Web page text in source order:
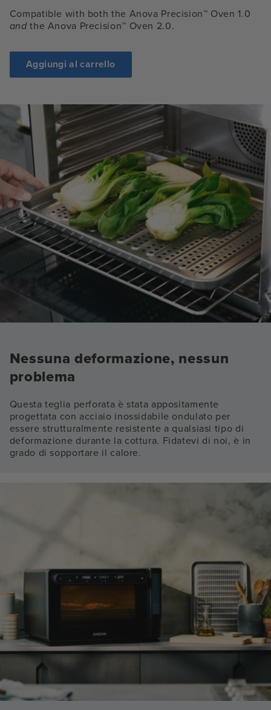
Compatible with both the Anova Precision™ Oven 1.0
andthe Anova Precision™ Oven 2.0.
Aggiungi al carrello
Nessuna deformazione, nessun
problema
Questa teglia perforata è stata appositamente
progettata con acciaio inossidabile ondulato per
essere strutturalmente resistente a qualsiasi tipo di
deformazione durante la cottura. Fidatevi di noi, è in
grado di sopportare il calore.